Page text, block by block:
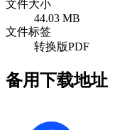
文件大小
44.03 MB
文件标签
转换版PDF
备用下载地址